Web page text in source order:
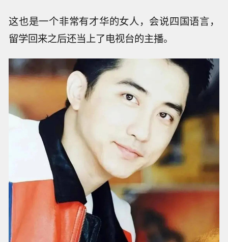
这也是一个非常有才华的女人，会说四国语言，
留学回来之后还当上了电视台的主播。